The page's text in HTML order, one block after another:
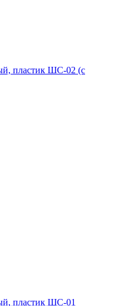
пластик ШС-02 (с
пластик ШС-01